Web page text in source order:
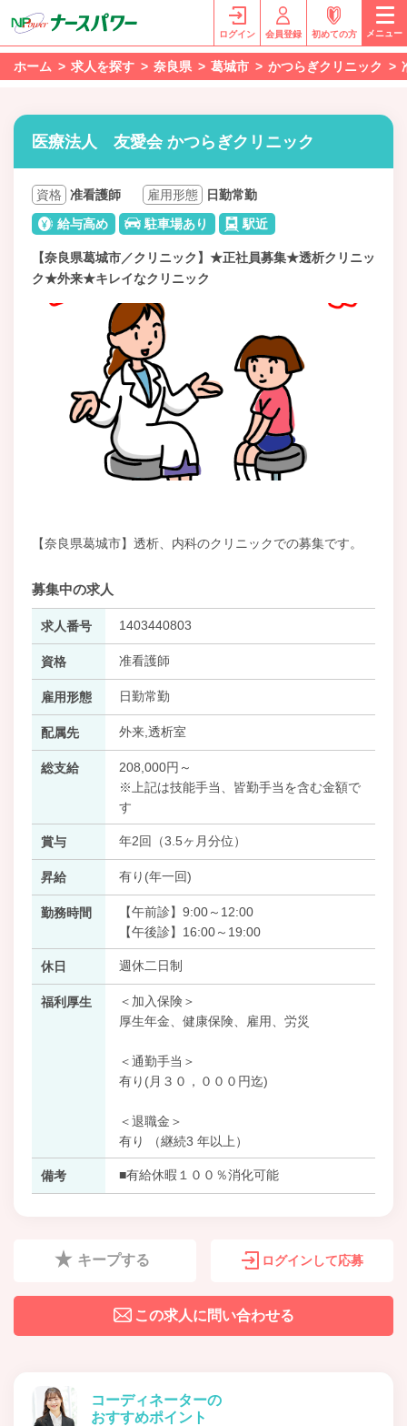
ログイン 会員登録 初めての方 メニュー
ホーム 求人を探す 奈良県 葛城市 かつらぎクリニック
医療法人 友愛会 かつらぎクリニック
資格 准看護師 雇用形態
日勤常勤
給与高め
駐車場あり 駅近
【奈良県葛城市／クリニック】★正社員募集★透析クリニッ
ク★外来★キレイなクリニック
【奈良県葛城市】透析、内科のクリニックでの募集です。
募集中の求人
求人番号 1403440803
資格 准看護師
雇用形態 日勤常勤
配属先 外来,透析室
総支給
208,000円～
※上記は技能手当、皆勤手当を含む金額で
す
賞与 年2回（3.5ヶ月分位）
昇給 有り(年一回)
勤務時間
【午前診】9:00～12:00
【午後診】16:00～19:00
休日 週休二日制
福利厚生
＜加入保険＞
厚生年金、健康保険、雇用、労災
＜通勤手当＞
有り(月３０，０００円迄)
＜退職金＞
有り （継続3 年以上）
備考 ■有給休暇１００％消化可能
キープする ログインして応募
この求人に問い合わせる
コーディネーターの
おすすめポイント